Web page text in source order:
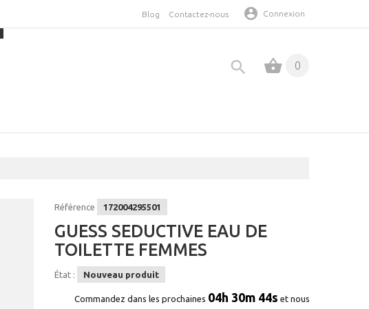
Connexion
Blog Contactez-nous
0
Référence 172004295501
GUESS SEDUCTIVE EAU DE
TOILETTE FEMMES
État : Nouveau produit
Commandez dans les prochaines 04h 30m 44s et nous